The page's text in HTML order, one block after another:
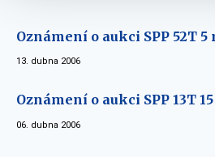
Oznámení o aukci SPP 52T 5
13. dubna 2006
Oznámení o aukci SPP 13T
06. dubna 2006